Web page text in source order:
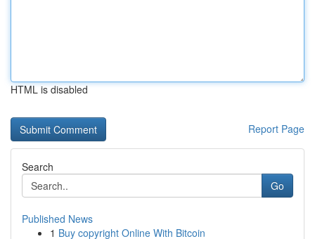
HTML is disabled
Report Page
Search
Go
Published News
1 Buy copyright Online With Bitcoin